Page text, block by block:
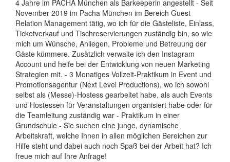
4 Jahre im PACHA München als Barkeeperin angestellt - Seit
November 2019 im Pacha München im Bereich Guest
Relation Management tätig, wo ich für die Gästeliste, Einlass,
Ticketverkauf und Tischreservierungen zuständig bin, so wie
mich um Wünsche, Anliegen, Probleme und Betreuung der
Gäste kümmere. Zusätzlich verwalte ich den Instagram
Account und helfe bei der Entwicklung von neuen Marketing
Strategien mit. - 3 Monatiges Vollzeit-Praktikum in Event und
Promotionsagentur (Next Level Productions), wo ich sowohl
selbst als (Messe)-Hostess gearbeitet habe, als auch Events
und Hostessen für Veranstaltungen organisiert habe oder für
die Teamleitung zuständig war - Praktikum in einer
Grundschule - Sie suchen eine junge, dynamische
Arbeitskraft, welche Ihnen in allen möglichen Bereichen zur
Hilfe steht und dabei auch noch Spaß bei der Arbeit hat? Ich
freue mich auf Ihre Anfrage!